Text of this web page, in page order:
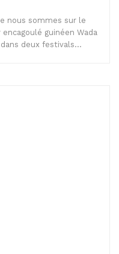
nous sommes sur le
guinéen Wada
deux festivals…